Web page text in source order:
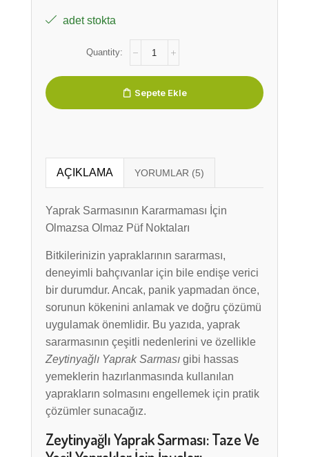
adet stokta
Sepete Ekle
AÇIKLAMA
Yaprak Sarmasının Kararmaması İçin
Olmazsa Olmaz Püf Noktaları
Bitkilerinizin yapraklarının sararması,
deneyimli bahçıvanlar için bile endişe verici
bir durumdur. Ancak, panik yapmadan önce,
sorunun kökenini anlamak ve doğru çözümü
uygulamak önemlidir. Bu yazıda, yaprak
sararmasının çeşitli nedenlerini ve özellikle
Zeytinyağlı Yaprak Sarmasıgibi hassas
yemeklerin hazırlanmasında kullanılan
yaprakların solmasını engellemek için pratik
çözümler sunacağız.
Zeytinyağlı Yaprak Sarması: Taze Ve